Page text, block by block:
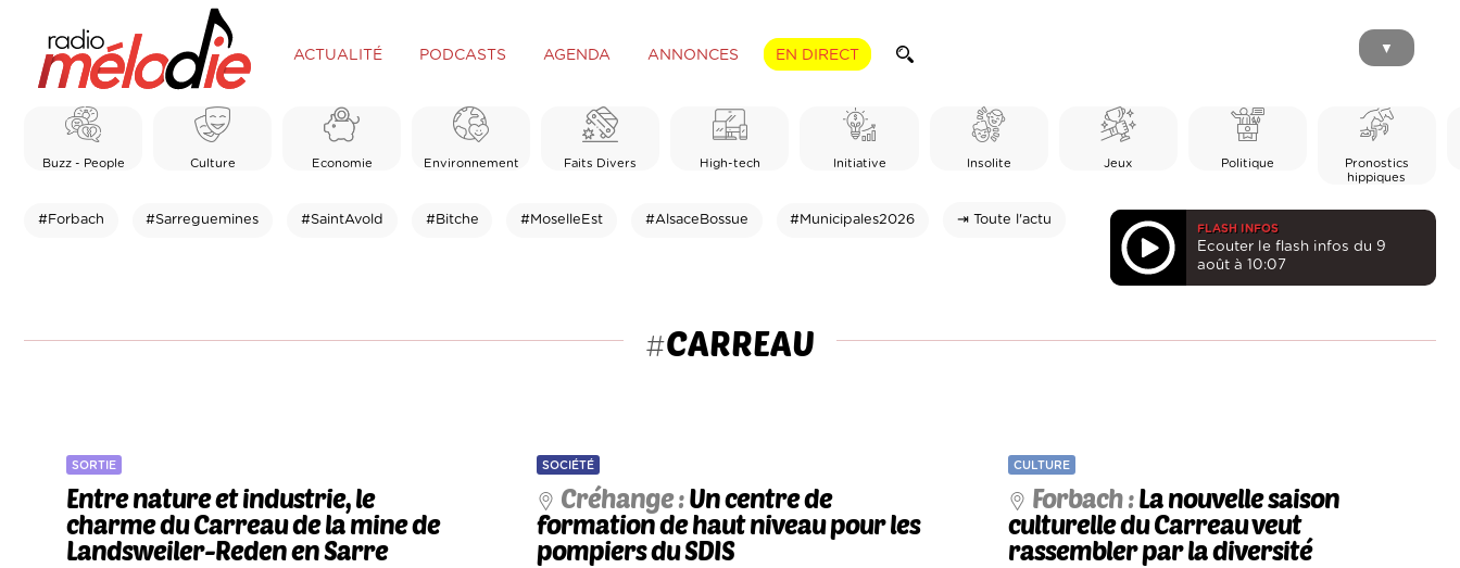
ACTUALITÉ PODCASTS AGENDA ANNONCES EN DIRECT ▼
Buzz - People Culture Economie Environnement Faits Divers High-tech Initiative Insolite Jeux Politique
Pronostics
hippiques
#Forbach #Sarreguemines #SaintAvold #Bitche #MoselleEst #AlsaceBossue #Municipales2026 ⇥ Toute l'actu
FLASH INFOS
Ecouter le flash infos du 9
août à 10:07
#CARREAU
SORTIE
Entre nature et industrie, le
charme du Carreau de la mine de
Landsweiler-Reden en Sarre
SOCIÉTÉ
Créhange :Un centre de
formation de haut niveau pour les
pompiers du SDIS
CULTURE
Forbach :La nouvelle saison
culturelle du Carreau veut
rassembler par la diversité